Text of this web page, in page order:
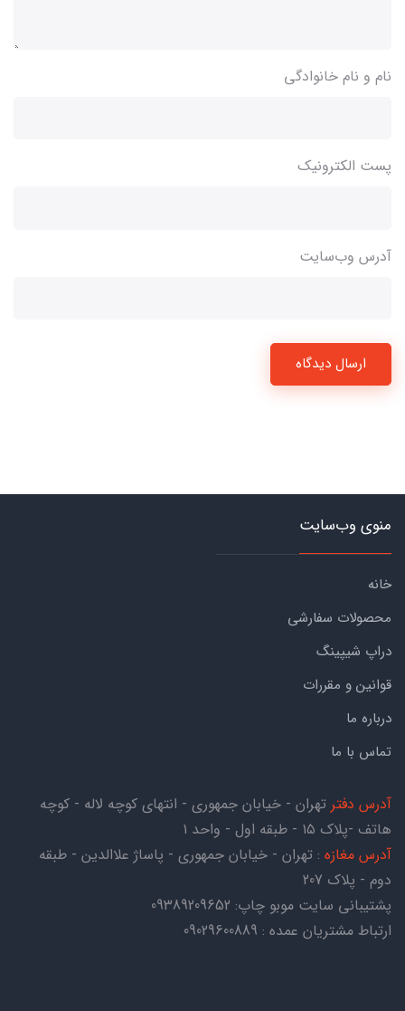
نام و نام خانوادگی
پست الکترونیک
آدرس وب‌سایت
ارسال دیدگاه
منوی وب‌سایت
خانه
محصولات سفارشی
دراپ شیپینگ
قوانین و مقررات
درباره ما
تماس با ما
آدرس دفتر تهران - خیابان جمهوری - انتهای کوچه لاله - کوچه
هاتف -پلاک ۱۵ - طبقه اول - واحد ۱
آدرس مغازه : تهران - خیابان جمهوری - پاساژ علاالدین - طبقه
دوم - پلاک 207
پشتیبانی سایت موبو چاپ: 09389209652
ارتباط مشتریان عمده : 09029600889